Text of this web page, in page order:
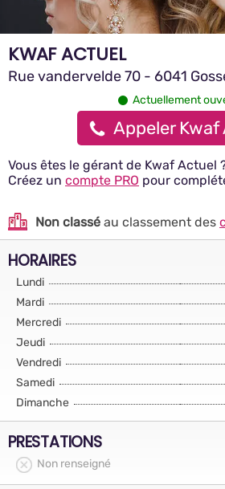
KWAF ACTUEL
Rue vandervelde 70 - 6041
Actuellement
Appeler Kwaf
Vous êtes le gérant de Kwaf Actuel
Créez un compte PRO pour
Non classé au classement des
HORAIRES
Lundi
Mardi
Mercredi
Jeudi
Vendredi
Samedi
Dimanche
PRESTATIONS
Non renseigné